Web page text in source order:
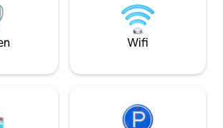
vriendelijke buren en
is Casa Serena in de
de perfecte
een eclectisch,
huis dat
verwelkomt.
Wifi